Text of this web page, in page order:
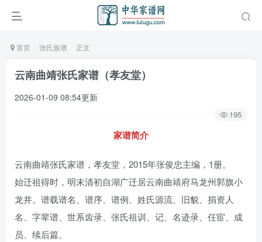
首页 张氏族谱 正文
云南曲靖张氏家谱（孝友堂）
2026-01-09 08:54更新
195
家谱简介
云南曲靖张氏家谱，孝友堂，2015年张俊忠主编，1册。
始迁祖得时，明末清初自湖广迁居云南曲靖府马龙州郭旗小
龙井。谱载谱名、谱序、谱例、姓氏源流、旧貌、捐资人
名、字辈谱、世系齿录、张氏祖训、记、名迹录、任宦、成
员、续后篇。